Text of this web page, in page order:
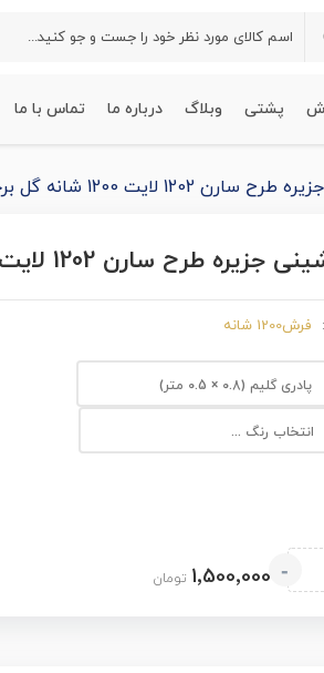
پشتی وبلاگ درباره ما تماس با ما
لایت 1200 شانه گل برجسته
طرح سارن 1202 لایت 1200 شانه گل برجسته
فرش1200 شانه
پادری گلیم (0.8 × 0.5 متر)
انتخاب رنگ ...
- 1٬500٬000 تومان